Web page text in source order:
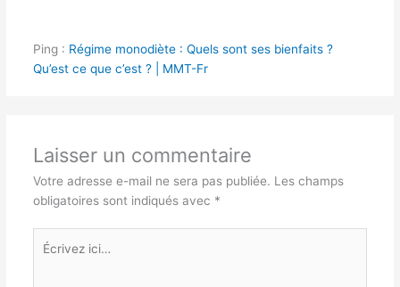
Ping : Régime monodiète : Quels sont ses bienfaits ?
Qu’est ce que c’est ? | MMT-Fr
Laisser un commentaire
Votre adresse e-mail ne sera pas publiée. Les champs
obligatoires sont indiqués avec *
Écrivez
ici…